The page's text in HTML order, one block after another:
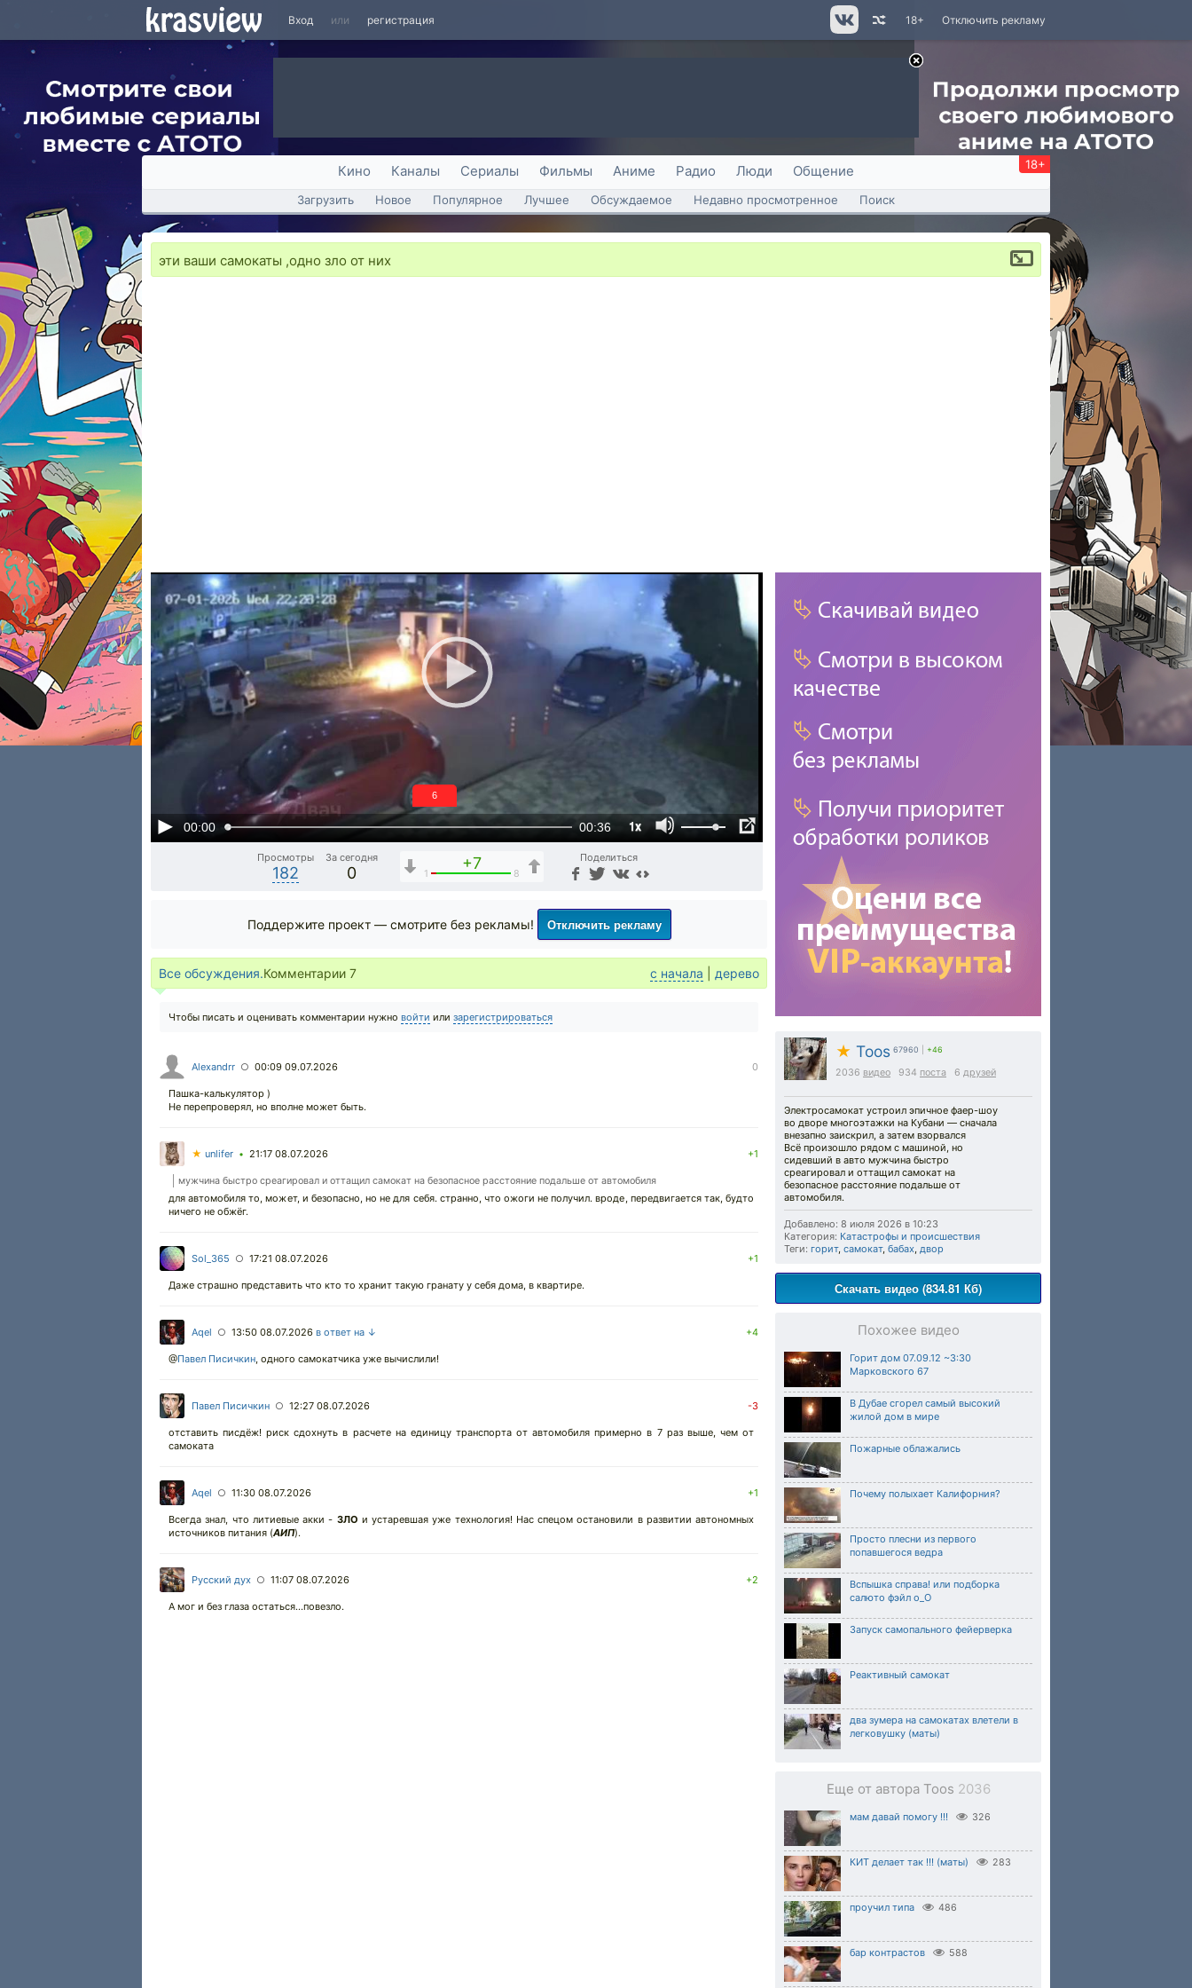
Вход или регистрация Отключить рекламу
18+
Кино Каналы Сериалы Фильмы Аниме Радио Люди Общение 18+
Загрузить Новое Популярное Лучшее Обсуждаемое Недавно просмотренное Поиск
эти ваши самокаты ,одно зло от них
00:00 00:36 1x
5
Просмотры
182
За сегодня
0
+7
1 8
Поделиться
★ Toos 67960 +46
2036 видео 934 поста 6 друзей
Электросамокат устроил эпичное фаер-шоу
во дворе многоэтажки на Кубани — сначала
внезапно заискрил, а затем взорвался
Всё произошло рядом с машиной, но
сидевший в авто мужчина быстро
среагировал и оттащил самокат на
безопасное расстояние подальше от
автомобиля.
Добавлено: 8 июля 2026 в 10:23
Категория: Катастрофы и происшествия
Теги: горит, самокат, бабах, двор
Скачать видео (834.81 Кб)
Похожее видео
Горит дом 07.09.12 ~3:30
Марковского 67
В Дубае сгорел самый высокий
жилой дом в мире
Пожарные облажались
Почему полыхает Калифорния?
Просто плесни из первого
попавшегося ведра
Вспышка справа! или подборка
салюто фэйл о_О
Запуск самопального фейерверка
Реактивный самокат
два зумера на самокатах влетели в
легковушку (маты)
Еще от автора Toos 2036
мам давай помогу !!! 326
КИТ делает так !!! (маты) 283
проучил типа 486
бар контрастов 588
Поддержите проект — смотрите без рекламы! Отключить рекламу
Все обсуждения.Комментарии 7 с начала дерево
Чтобы писать и оценивать комментарии нужно войти или зарегистрироваться
Alexandrr ○ 00:09 09.07.2026 0
Пашка-калькулятор )
Не перепроверял, но вполне может быть.
★ unlifer • 21:17 08.07.2026 +1
мужчина быстро среагировал и оттащил самокат на безопасное расстояние подальше от автомобиля
для автомобиля то, может, и безопасно, но не для себя. странно, что ожоги не получил. вроде, передвигается так, будто
ничего не обжёг.
Sol_365 ○ 17:21 08.07.2026 +1
Даже страшно представить что кто то хранит такую гранату у себя дома, в квартире.
Aqel ○ 13:50 08.07.2026 в ответ на ↓ +4
@Павел Писичкин одного самокатчика уже вычислили!
Павел Писичкин ○ 12:27 08.07.2026 -3
отставить писдёж! риск сдохнуть в расчете на единицу транспорта от автомобиля примерно в 7 раз выше, чем от
самоката
Aqel ○ 11:30 08.07.2026 +1
Всегда знал, что литиевые акки - ЗЛО и устаревшая уже технология! Нас спецом остановили в развитии автономных
источников питания (АИП).
Русский дух ○ 11:07 08.07.2026 +2
А мог и без глаза остаться...повезло.